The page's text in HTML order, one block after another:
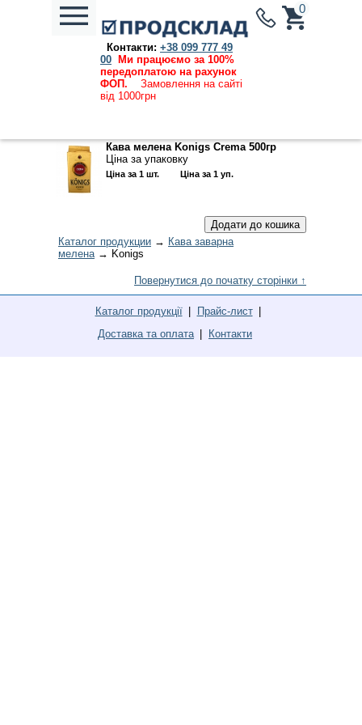
Контакти: +38 099 777 49
00
Ми працюємо за 100%
передоплатою на рахунок
ФОП. Замовлення на сайті
від 1000грн
0
Каталог продукции→ Кава заварна мелена
Ціни, вказані на сайті, дійсні та актуальні на
07.08.2026
Кава мелена Konigs Crema 500гр
Ціна за упаковку
Ціна за 1 шт. Ціна за 1 уп.
Каталог продукции → Кава заварна
мелена→ Konigs
Повернутися до початку сторінки ↑
Каталог продукції
Прайс-лист
Доставка та оплата
Контакти